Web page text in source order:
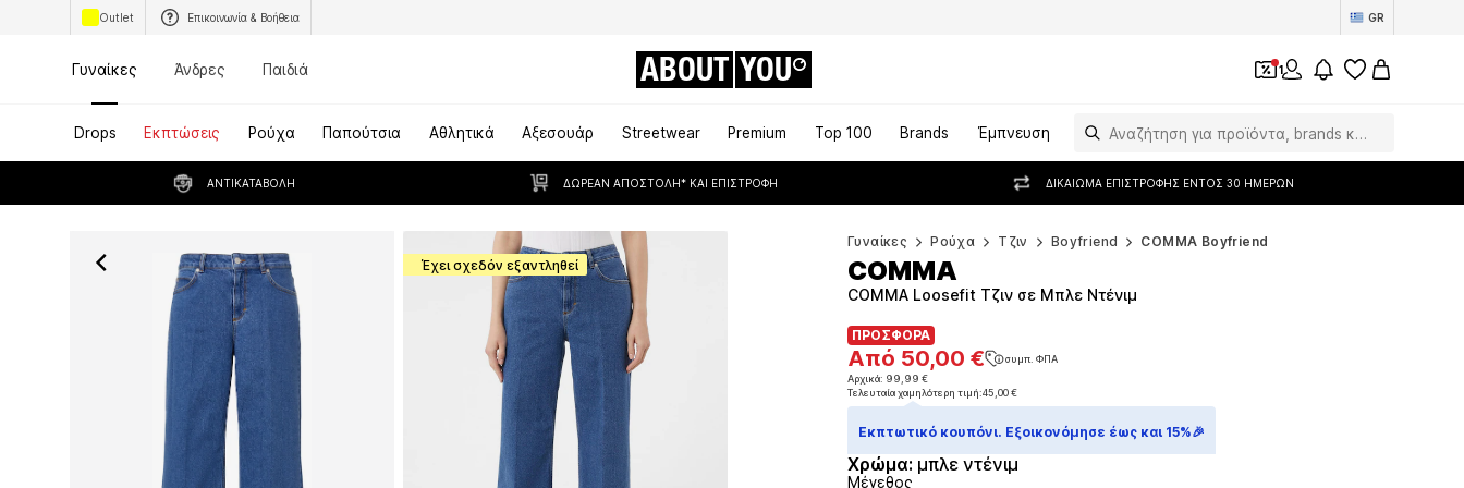
Outlet Επικοινωνία & Βοήθεια GR
Γυναίκες Άνδρες Παιδιά ABOUT YOU 1
Drops Εκπτώσεις Ρούχα Παπούτσια Αθλητικά Αξεσουάρ Streetwear Premium Top 100 Brands Έμπνευση
ΑΝΤΙΚΑΤΑΒΟΛΉ ΔΩΡΕΆΝ ΑΠΟΣΤΟΛΉ* ΚΑΙ ΕΠΙΣΤΡΟΦΉ ΔΙΚΑΊΩΜΑ ΕΠΙΣΤΡΟΦΉΣ ΕΝΤΌΣ 30 ΗΜΕΡΏΝ
Έχει σχεδόν εξαντληθεί
Γυναίκες Ρούχα Τζιν Boyfriend COMMA Boyfriend
ΠΡΟΣΦΟΡΑ
Από 50,00 €
συμπ. ΦΠΑ
Αρχικά: 99,99 €
Τελευταία χαμηλότερη τιμή:45,00 €
ΠΡΟΣΦΟΡΑ
Από 50,00 €
Αρχικά: 99,99 €
Τελευταία χαμηλότερη τιμή:45,00 €
COMMA Loosefit Τζιν σε Μπλε Ντένιμ
COMMA
Εκπτωτικό κουπόνι. Εξοικονόμησε έως και 15%🎉
Χρώμα: μπλε ντένιμ
Μέγεθος